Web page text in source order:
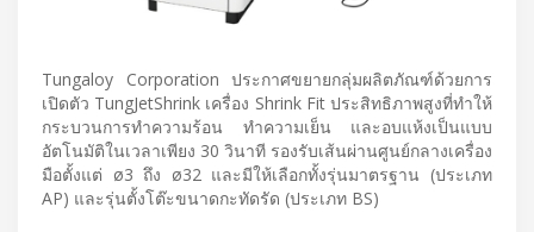
Tungaloy Corporation ประกาศขยายกลุ่มผลิตภัณฑ์ด้วยการ
เปิดตัว TungJetShrink เครื่อง Shrink Fit ประสิทธิภาพสูงที่ทำให้
กระบวนการทำความร้อน ทำความเย็น และอบแห้งเป็นแบบ
อัตโนมัติในเวลาเพียง 30 วินาที รองรับเส้นผ่านศูนย์กลางเครื่อง
มือตั้งแต่ ø3 ถึง ø32 และมีให้เลือกทั้งรุ่นมาตรฐาน (ประเภท
AP) และรุ่นตั้งโต๊ะขนาดกะทัดรัด (ประเภท BS)